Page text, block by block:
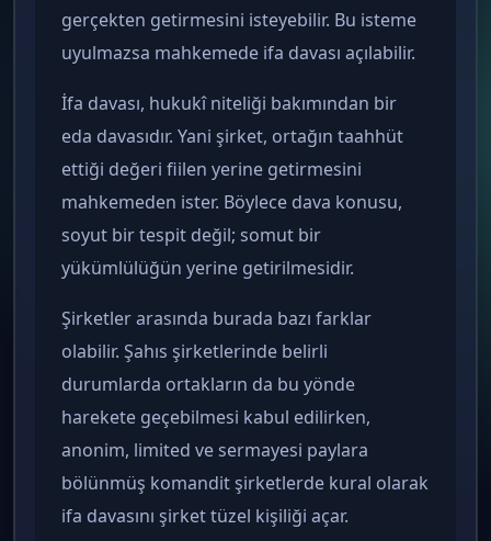
gerçekten getirmesini isteyebilir. Bu isteme
uyulmazsa mahkemede ifa davası açılabilir.
İfa davası, hukukî niteliği bakımından bir
eda davasıdır. Yani şirket, ortağın taahhüt
ettiği değeri fiilen yerine getirmesini
mahkemeden ister. Böylece dava konusu,
soyut bir tespit değil; somut bir
yükümlülüğün yerine getirilmesidir.
Şirketler arasında burada bazı farklar
olabilir. Şahıs şirketlerinde belirli
durumlarda ortakların da bu yönde
harekete geçebilmesi kabul edilirken,
anonim, limited ve sermayesi paylara
bölünmüş komandit şirketlerde kural olarak
ifa davasını şirket tüzel kişiliği açar.